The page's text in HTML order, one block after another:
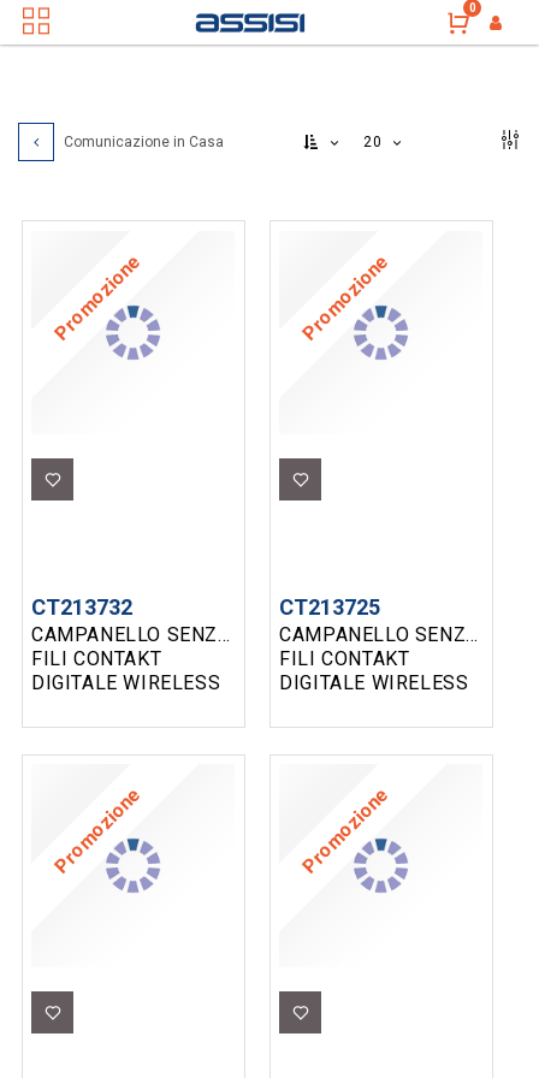
0
Comunicazione in Casa 20
Promozione
CAMPANELLO SENZA
FILI CONTAKT
DIGITALE WIRELESS
CON CARICA
CINETICA SPINA
CT213732
Promozione
CAMPANELLO SENZA
FILI CONTAKT
DIGITALE WIRELESS
CARICA CINETICA
CON SPINA 220V
CT213725
Promozione Promozione